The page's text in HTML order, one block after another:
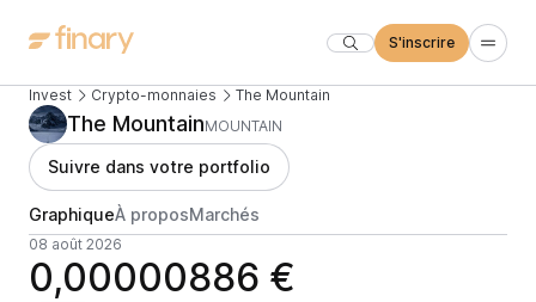
S'inscrire
Invest Crypto-monnaies The Mountain
The MountainMOUNTAIN
Suivre dans votre portfolio
GraphiqueÀ proposMarchés
08 août 2026
0,00000886 €